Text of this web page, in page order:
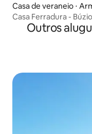
Casa de veraneio ⋅
Casa Ferradura -
Outros